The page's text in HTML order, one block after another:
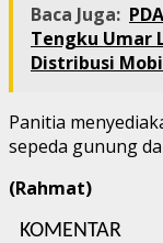
Baca Juga:
Tengku Umar
Distribusi
Panitia
sepeda gunung
(Rahmat)
KOMENTAR